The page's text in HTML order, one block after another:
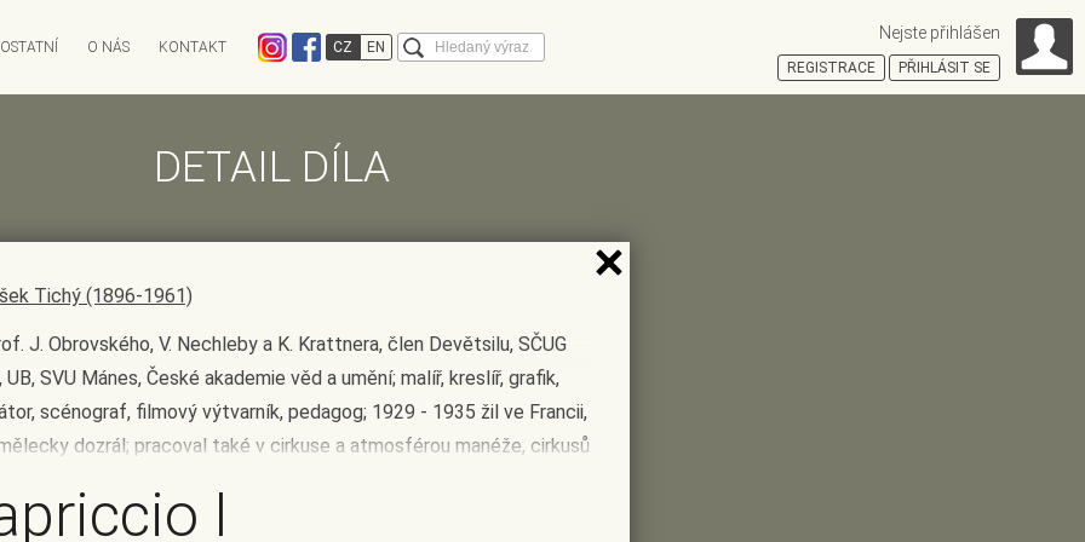
DETAIL DÍLA
Tichý (1896-1961)
J. Obrovského, V. Nechleby a K. Krattnera, člen Devětsilu, SČUG
UB, SVU Mánes, České akademie věd a umění; malíř, kreslíř, grafik,
scénograf, filmový výtvarník, pedagog; 1929 - 1935 žil ve Francii,
dozrál; pracoval také v cirkuse a atmosférou manéže, cirkusů
který nebyl jen zobrazením artistického výkonu, ale také
I
Limitní lístek
OSTATNÍ O NÁS KONTAKT CZ EN Vyhledávání Nejste přihlášen
REGISTRACE PŘIHLÁSIT SE